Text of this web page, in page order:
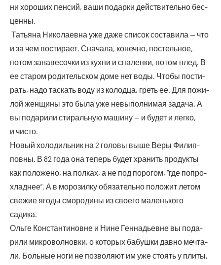
ни хоро­ших пен­сий, ваши подар­ки дей­стви­тель­но бес­
цен­ны.
Татья­на Нико­ла­ев­на уже даже спи­сок соста­ви­ла — что
и за чем пости­ра­ет. Сна­ча­ла, конеч­но, постель­ное,
потом зана­ве­соч­ки из кух­ни и спа­лен­ки, потом плед. В
ее ста­ром роди­тель­ском доме нет воды. Что­бы пости­
рать, надо тас­кать воду из колод­ца, греть ее. Для пожи­
лой жен­щи­ны это была уже невы­пол­ни­мая зада­ча. А
вы пода­ри­ли сти­раль­ную маши­ну — и будет и лег­ко,
и чисто.
Новый холо­диль­ник на 2 голо­вы выше Веры Филип­
пов­ны. В 82 года она теперь будет хра­нить про­дук­ты
как поло­же­но, на пол­ках, а не под поро­гом, “где попро­
хлад­нее”. А в моро­зил­ку обя­за­тель­но поло­жит летом
све­жие яго­ды смо­ро­ди­ны из сво­е­го малень­ко­го
садика.
Оль­ге Кон­стан­ти­новне и Нине Ген­на­дьевне вы пода­
ри­ли мик­ро­вол­нов­ки, о кото­рых бабуш­ки дав­но меч­та­
ли. Боль­ные ноги не поз­во­ля­ют им уже сто­ять у пли­ты,